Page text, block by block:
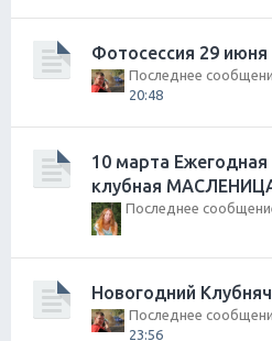
Фотосессия 29
Последнее
20:48
10 марта
клубная
Последнее
Новогодний
Последнее
23:56